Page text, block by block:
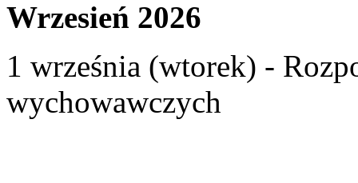
Wrzesień 2026
1 września (wtorek) -
wychowawczych